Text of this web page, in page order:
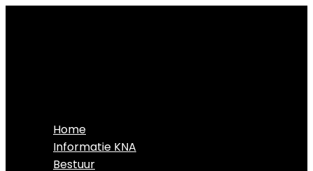
Home
Informatie KNA
Bestuur